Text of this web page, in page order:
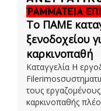
Το ΠΑΜΕ
ξενοδοχείου
καρκινοπαθή
Καταγγελία Η
τους
καρκινοπαθής